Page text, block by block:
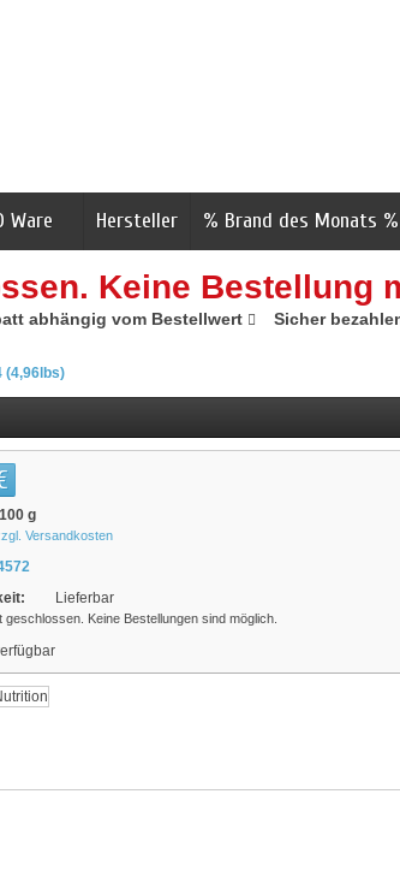
Ware Hersteller % Brand des Monats %
Keine Bestellung
abhängig vom Bestellwert Sicher
(4,96lbs)
g
Versandkosten
Lieferbar
geschlossen. Keine Bestellungen sind möglich.